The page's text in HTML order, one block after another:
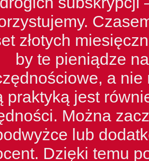
złotych
by te pieniądze
a nie
praktyką jest
Można
lub
Dzięki temu